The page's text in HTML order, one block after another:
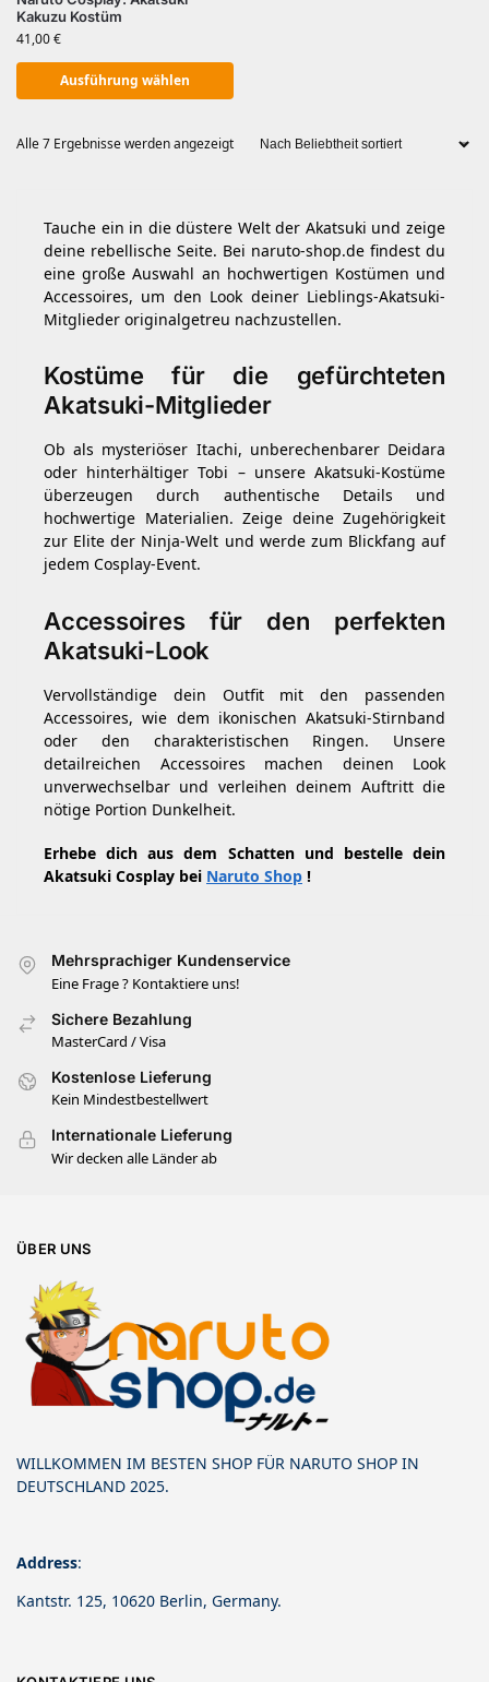
Kakuzu Kostüm
41,00€
Ausführung wählen
Alle 7 Ergebnisse werden angezeigt
Tauche ein in die düstere Welt der Akatsuki und zeige
deine rebellische Seite. Bei naruto-shop.de findest du
eine große Auswahl an hochwertigen Kostümen und
Accessoires, um den Look deiner Lieblings-Akatsuki-
Mitglieder originalgetreu nachzustellen.
Kostüme für die gefürchteten
Akatsuki-Mitglieder
Ob als mysteriöser Itachi, unberechenbarer Deidara
oder hinterhältiger Tobi – unsere Akatsuki-Kostüme
überzeugen durch authentische Details und
hochwertige Materialien. Zeige deine Zugehörigkeit
zur Elite der Ninja-Welt und werde zum Blickfang auf
jedem Cosplay-Event.
Accessoires für den perfekten
Akatsuki-Look
Vervollständige dein Outfit mit den passenden
Accessoires, wie dem ikonischen Akatsuki-Stirnband
oder den charakteristischen Ringen. Unsere
detailreichen Accessoires machen deinen Look
unverwechselbar und verleihen deinem Auftritt die
nötige Portion Dunkelheit.
Erhebe dich aus dem Schatten und bestelle dein
Akatsuki Cosplay bei Naruto Shop !
Mehrsprachiger Kundenservice
Eine Frage ? Kontaktiere uns!
Sichere Bezahlung
MasterCard / Visa
Kostenlose Lieferung
Kein Mindestbestellwert
Internationale Lieferung
Wir decken alle Länder ab
ÜBER UNS
WILLKOMMEN IM BESTEN SHOP FÜR NARUTO SHOP IN
DEUTSCHLAND 2025.
Address:
Kantstr. 125, 10620 Berlin, Germany.